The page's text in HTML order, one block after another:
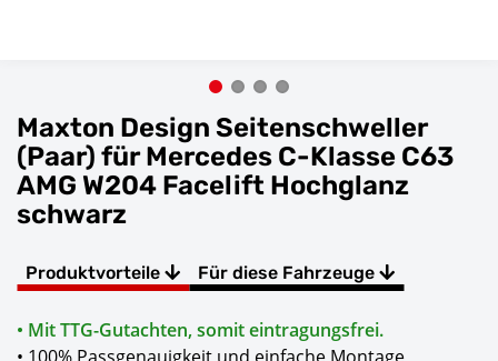
Maxton Design Seitenschweller
(Paar) für Mercedes C-Klasse C63
AMG W204 Facelift Hochglanz
schwarz
Produktvorteile Für diese Fahrzeuge
• Mit TTG-Gutachten, somit eintragungsfrei.